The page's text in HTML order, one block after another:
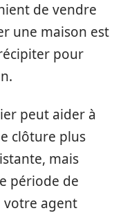
de vendre
une maison est
pour
peut aider à
clôture plus
mais
période de
votre agent